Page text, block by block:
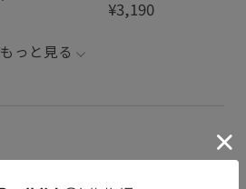
¥3,190
もっと見る